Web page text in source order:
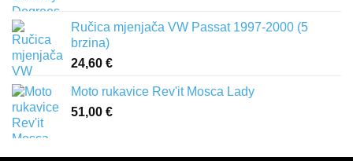
Ručica mjenjača VW Passat 1997-2000 (5
brzina)
24,60 €
Moto rukavice Rev'it Mosca Lady
51,00 €